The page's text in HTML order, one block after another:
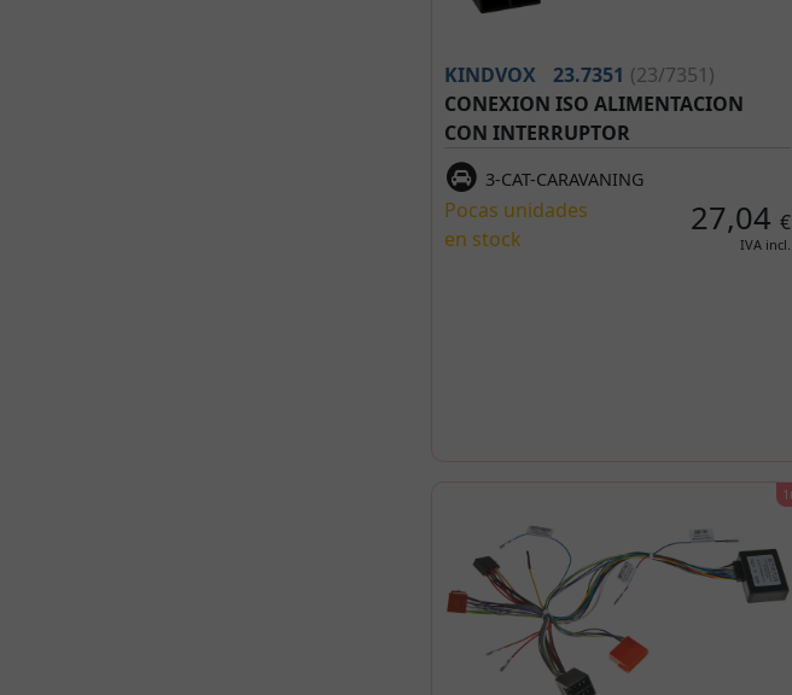
KINDVOX 23.7351 (23/7351)
CONEXION ISO ALIMENTACION
CON INTERRUPTOR
3-CAT-CARAVANING
Pocas unidades
en stock
27,04€
IVA incl.